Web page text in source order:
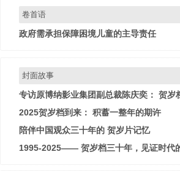
卷首语
政府需承担保障困境儿童的主导责任
封面故事
专访原博纳影业集团副总裁陈庆奕： 贺岁
2025贺岁档到来： 积蓄一整年的期许
陪伴中国观众三十年的 贺岁片记忆
1995-2025—— 贺岁档三十年，见证时代